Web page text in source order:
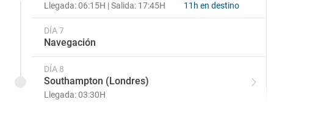
Llegada: 06:15H | Salida: 17:45H 11h en destino
DÍA 7
Navegación
DÍA 8
Southampton (Londres)
Llegada: 03:30H